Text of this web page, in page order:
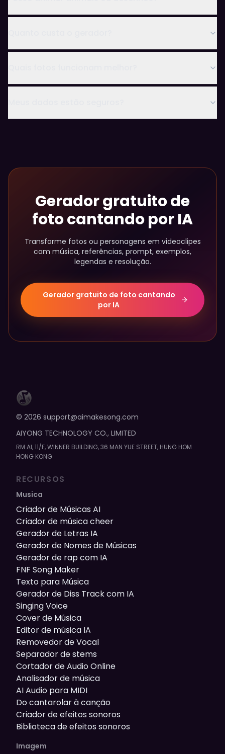
Gerador gratuito de
foto cantando por IA
Transforme fotos ou personagens em videoclipes
com música, referências, prompt, exemplos,
legendas e resolução.
Gerador gratuito de foto cantando
por IA
© 2026 support@aimakesong.com
AIYONG TECHNOLOGY CO., LIMITED
RM Al, 11/F, WINNER BUILDING, 36 MAN YUE STREET, HUNG HOM
HONG KONG
RECURSOS
Musica
Criador de Músicas AI
Criador de música cheer
Gerador de Letras IA
Gerador de Nomes de Músicas
Gerador de rap com IA
FNF Song Maker
Texto para Música
Gerador de Diss Track com IA
Singing Voice
Cover de Música
Editor de música IA
Removedor de Vocal
Separador de stems
Cortador de Audio Online
Analisador de música
AI Audio para MIDI
Do cantarolar à canção
Criador de efeitos sonoros
Biblioteca de efeitos sonoros
Imagem